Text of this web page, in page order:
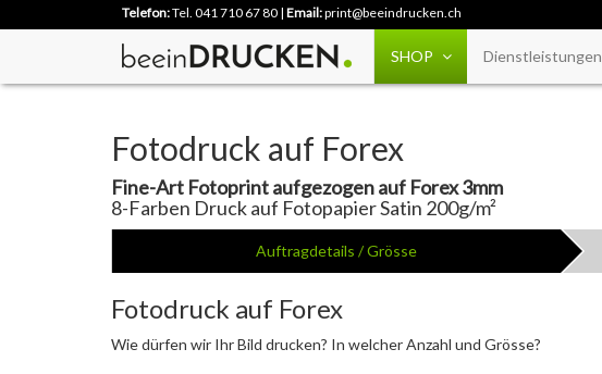
Telefon:Tel. 041 710 67 80 | Email:print@beeindrucken.ch
SHOP Dienstleistungen
Fotodruck auf Forex
Fine-Art Fotoprint aufgezogen auf Forex 3mm
8-Farben Druck auf Fotopapier Satin 200g/m²
Auftragdetails / Grösse
Fotodruck auf Forex
Wie dürfen wir Ihr Bild drucken? In welcher Anzahl und Grösse?